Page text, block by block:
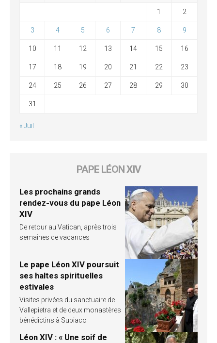
1 2
3 4 5 6 7 8 9
10 11 12 13 14 15 16
17 18 19 20 21 22 23
24 25 26 27 28 29 30
31
« Juil
PAPE LÉON XIV
Les prochains grands
rendez-vous du pape Léon
XIV
De retour au Vatican, après trois
semaines de vacances
Le pape Léon XIV poursuit
ses haltes spirituelles
estivales
Visites privées du sanctuaire de
Vallepietra et de deux monastères
bénédictins à Subiaco
Léon XIV : « Une soif de